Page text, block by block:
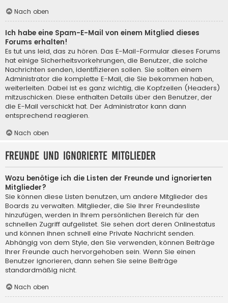
Nach oben
Ich habe eine Spam-E-Mail von einem Mitglied dieses
Forums erhalten!
Es tut uns leid, das zu hören. Das E-Mail-Formular dieses Forums
hat einige Sicherheitsvorkehrungen, die Benutzer, die solche
Nachrichten senden, identifizieren sollen. Sie sollten einem
Administrator die komplette E-Mail, die Sie bekommen haben,
weiterleiten. Dabei ist es ganz wichtig, die Kopfzeilen (Headers)
mitzuschicken. Diese enthalten Details über den Benutzer, der
die E-Mail verschickt hat. Der Administrator kann dann
entsprechend reagieren.
Nach oben
Freunde und ignorierte Mitglieder
Wozu benötige ich die Listen der Freunde und ignorierten
Mitglieder?
Sie können diese Listen benutzen, um andere Mitglieder des
Boards zu verwalten. Mitglieder, die Sie Ihrer Freundesliste
hinzufügen, werden in Ihrem persönlichen Bereich für den
schnellen Zugriff aufgelistet. Sie sehen dort deren Onlinestatus
und können ihnen schnell eine Private Nachricht senden.
Abhängig von dem Style, den Sie verwenden, können Beiträge
Ihrer Freunde auch hervorgehoben sein. Wenn Sie einen
Benutzer ignorieren, dann sehen Sie seine Beiträge
standardmäßig nicht.
Nach oben